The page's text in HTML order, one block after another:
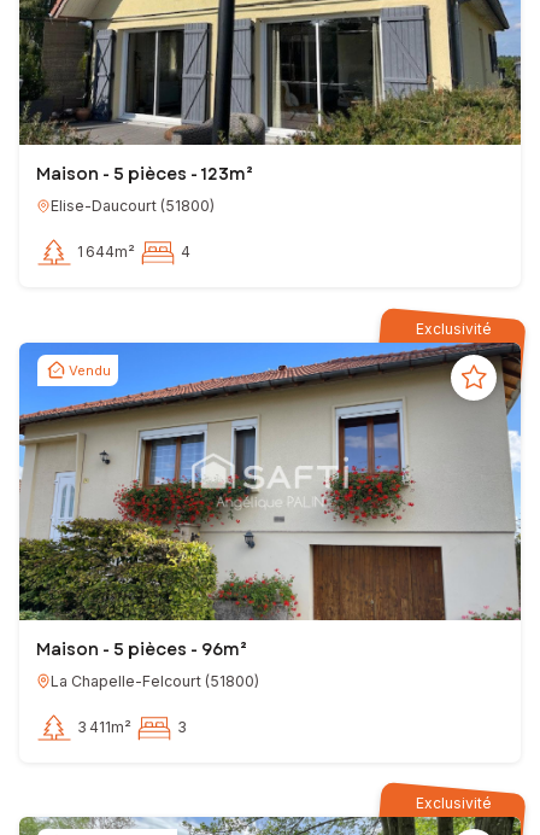
Maison - 5 pièces - 123m²
Elise-Daucourt (51800)
1 644m² 4
Exclusivité
Vendu
Maison - 5 pièces - 96m²
La Chapelle-Felcourt (51800)
3 411m² 3
Exclusivité